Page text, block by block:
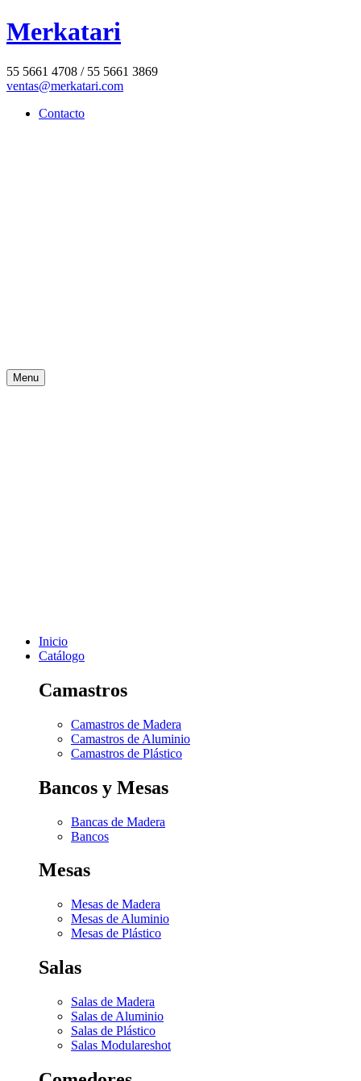
Merkatari
55 5661 4708 / 55 5661 3869
ventas@merkatari.com
Contacto
Menu
Inicio
Catálogo
Camastros
Camastros de Madera
Camastros de Aluminio
Camastros de Plástico
Bancos y Mesas
Bancas de Madera
Bancos
Mesas
Mesas de Madera
Mesas de Aluminio
Mesas de Plástico
Salas
Salas de Madera
Salas de Aluminio
Salas de Plástico
Salas Modulareshot